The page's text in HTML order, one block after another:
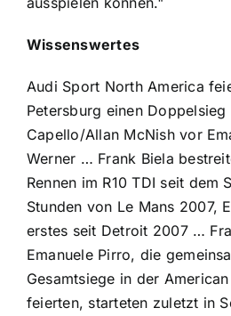
Wissenswertes
Audi Sport North America
Petersburg einen
Capello/Allan McNish vor
Werner … Frank Biela
Rennen im R10 TDI seit dem
Stunden von Le Mans 2007,
erstes seit Detroit 2007 …
Emanuele Pirro, die
Gesamtsiege in der
feierten, starteten zuletzt in